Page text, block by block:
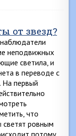
от звезд?
неподвижных
светила, и
в переводе с
На первый
что
светят ровным
потому,